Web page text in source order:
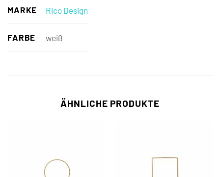
MARKE Rico Design
FARBE weiß
ÄHNLICHE PRODUKTE